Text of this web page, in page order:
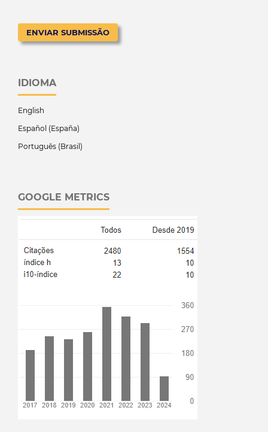
ENVIAR SUBMISSÃO
IDIOMA
English
Español (España)
Português (Brasil)
GOOGLE METRICS